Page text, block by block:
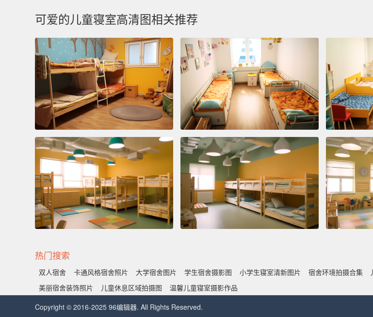
可爱的儿童寝室高清图相关推荐
热门搜索
双人宿舍 卡通风格宿舍照片 大学宿舍图片 学生宿舍摄影图 小学生寝室清新图片 宿舍环境拍摄合集
美丽宿舍装饰照片
儿童休息区域拍摄图
温馨儿童寝室摄影作品
Copyright © 2016-2025 96编辑器. All Rights Reserved.